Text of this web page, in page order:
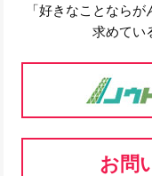
「好きなことなら
求めてい
お問